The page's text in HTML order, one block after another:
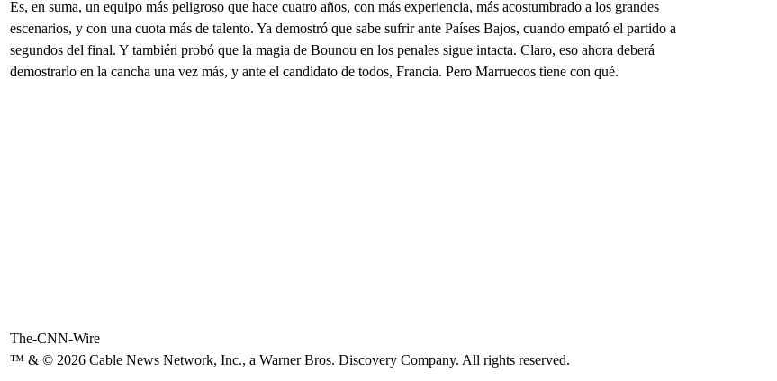
Es, en suma, un equipo más peligroso que hace cuatro años, con más experiencia, más acostumbrado a los grandes
escenarios, y con una cuota más de talento. Ya demostró que sabe sufrir ante Países Bajos, cuando empató el partido a
segundos del final. Y también probó que la magia de Bounou en los penales sigue intacta. Claro, eso ahora deberá
demostrarlo en la cancha una vez más, y ante el candidato de todos, Francia. Pero Marruecos tiene con qué.
The-CNN-Wire
™ & © 2026 Cable News Network, Inc., a Warner Bros. Discovery Company. All rights reserved.